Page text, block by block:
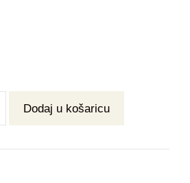
Dodaj u košaricu